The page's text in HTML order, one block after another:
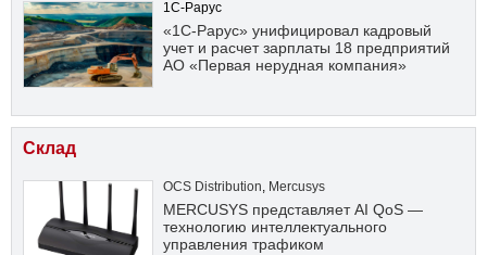
1С-Рарус
«1С-Рарус» унифицировал кадровый
учет и расчет зарплаты 18 предприятий
АО «Первая нерудная компания»
Склад
OCS Distribution, Mercusys
MERCUSYS представляет AI QoS —
технологию интеллектуального
управления трафиком